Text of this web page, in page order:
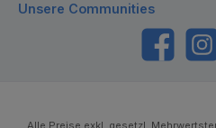
Unsere Communities
https://
Alle Preise exkl. gesetzl.